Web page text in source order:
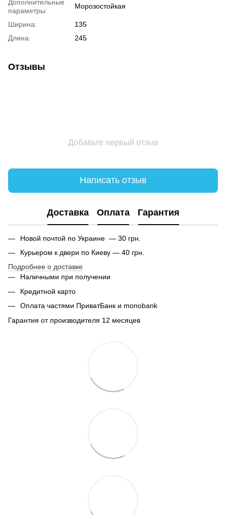
Дополнительные
параметры:
Морозостойкая
Ширина:
135
Длина:
245
Отзывы
Добавьте первый отзыв
Написать отзыв
Доставка Оплата Гарантия
Новой почтой по Украине — 30 грн.
Курьером к двери по Киеву — 40 грн.
Подробнее о доставке
Наличными при получении
Кредитной карто
Оплата частями ПриватБанк и monobank
Гарантия от производителя 12 месяцев